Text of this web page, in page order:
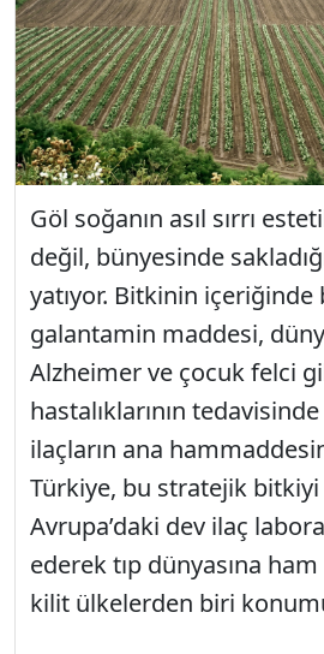
Göl soğanın asıl sırrı
değil, bünyesinde
yatıyor. Bitkinin içeriğinde
galantamin maddesi,
Alzheimer ve çocuk felci
hastalıklarının
ilaçların ana
Türkiye, bu stratejik
Avrupa’daki dev ilaç
ederek tıp dünyasına
kilit ülkelerden biri